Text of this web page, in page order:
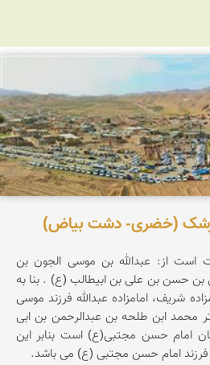
کارشک (خضری- دشت بیاض)
است از: عبدالله بن موسی الجون بن
حسن بن علی بن ابیطالب (ع) . بنا به
شریف، امامزاده عبدالله فرزند موسی
محمد ابن طلحه بن عبدالرحمن بن ابی
امام حسن مجتبی(ع) است بنابر این
فرزند امام حسن مجتبی (ع) می باشد.